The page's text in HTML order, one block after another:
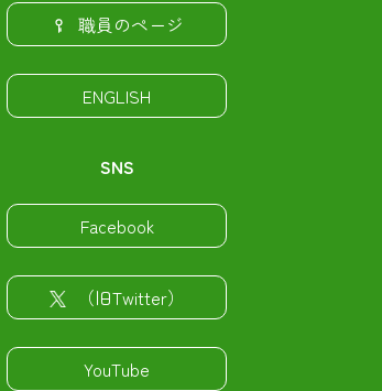
職員のページ
ENGLISH
SNS
Facebook
（旧Twitter）
YouTube